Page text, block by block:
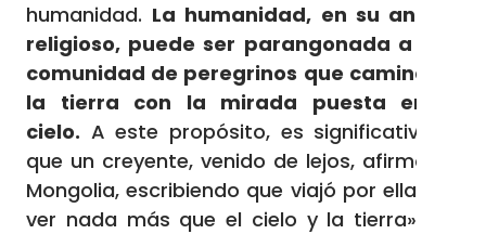
humanidad. La humanidad, en su anhelo
religioso, puede ser parangonada a una
comunidad de peregrinos que camina en
la tierra con la mirada puesta en el
cielo. A este propósito, es significativo lo
que un creyente, venido de lejos, afirmó de
Mongolia, escribiendo que viajó por ella «sin
ver nada más que el cielo y la tierra» (cf.